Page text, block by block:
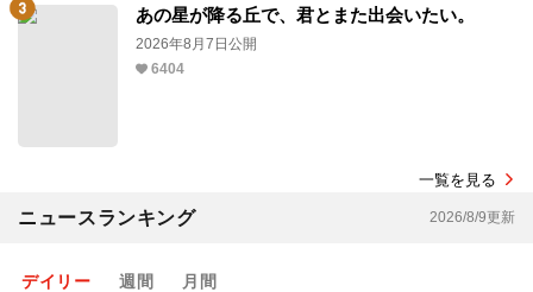
あの星が降る丘で、君とまた出会いたい。
2026年8月7日公開
6404
一覧を見る
ニュースランキング 2026/8/9更新
デイリー 週間 月間